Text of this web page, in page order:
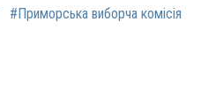
#Приморська виборча комісія